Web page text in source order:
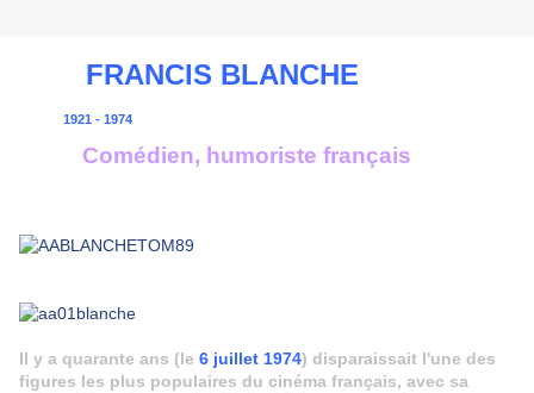
FRANCIS BLANCHE
1921 - 1974
Comédien, humoriste français
Il y a quarante ans (le 6 juillet 1974) disparaissait l'une des
figures les plus populaires du cinéma français, avec sa